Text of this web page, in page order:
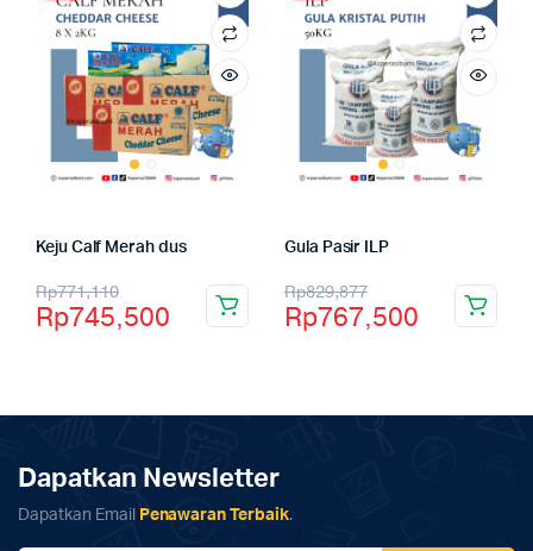
Keju Calf Merah dus
Rp771,110
Rp745,500
Gula Pasir ILP
Rp829,877
Rp767,500
Dapatkan Newsletter
Dapatkan Email Penawaran Terbaik.